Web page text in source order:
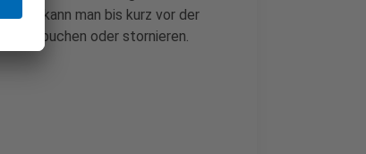
kann man bis kurz vor der
umbuchen oder stornieren.